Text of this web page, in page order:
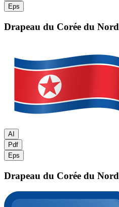
Eps
Drapeau du Corée du Nord
AI
Pdf
Eps
Drapeau du Corée du Nord